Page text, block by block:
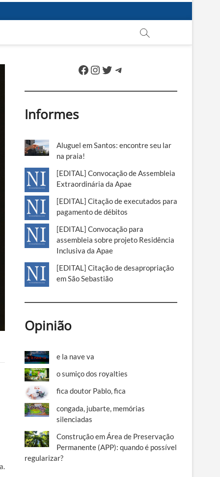
Facebook
Instagram
Twitter
Telegram
Informes
Aluguel em Santos: encontre seu lar
na praia!
[EDITAL] Convocação de Assembleia
Extraordinária da Apae
[EDITAL] Citação de executados para
pagamento de débitos
[EDITAL] Convocação para
assembleia sobre projeto Residência
Inclusiva da Apae
[EDITAL] Citação de desapropriação
em São Sebastião
Opinião
e la nave va
o sumiço dos royalties
fica doutor Pablo, fica
congada, jubarte, memórias
silenciadas
Construção em Área de Preservação
Permanente (APP): quando é possível
regularizar?